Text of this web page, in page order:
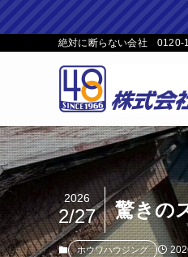
絶対に断らない会社 0120-
驚きの
2026
2/27
ホウワハウジング